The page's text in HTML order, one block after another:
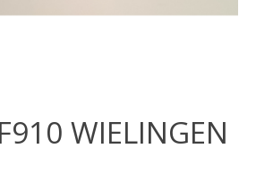
WIELINGEN